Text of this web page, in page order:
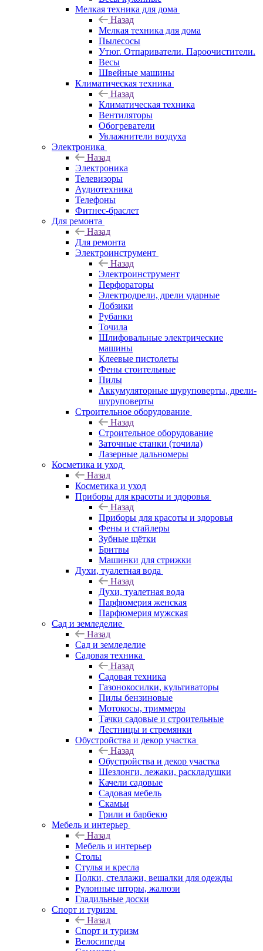
Мелкая техника для дома
Назад
Мелкая техника для дома
Пылесосы
Утюг. Отпариватели. Пароочистители.
Весы
Швейные машины
Климатическая техника
Назад
Климатическая техника
Вентиляторы
Обогреватели
Увлажнители воздуха
Электроника
Назад
Электроника
Телевизоры
Аудиотехника
Телефоны
Фитнес-браслет
Для ремонта
Назад
Для ремонта
Электроинструмент
Назад
Электроинструмент
Перфораторы
Электродрели, дрели ударные
Лобзики
Рубанки
Точила
Шлифовальные электрические
машины
Клеевые пистолеты
Фены стоительные
Пилы
Аккумуляторные шуруповерты, дрели-
шуруповерты
Строительное оборудование
Назад
Строительное оборудование
Заточные станки (точила)
Лазерные дальномеры
Косметика и уход
Назад
Косметика и уход
Приборы для красоты и здоровья
Назад
Приборы для красоты и здоровья
Фены и стайлеры
Зубные щётки
Бритвы
Машинки для стрижки
Духи, туалетная вода
Назад
Духи, туалетная вода
Парфюмерия женская
Парфюмерия мужская
Сад и земледелие
Назад
Сад и земледелие
Садовая техника
Назад
Садовая техника
Газонокосилки, культиваторы
Пилы бензиновые
Мотокосы, триммеры
Тачки садовые и строительные
Лестницы и стремянки
Обустройства и декор участка
Назад
Обустройства и декор участка
Шезлонги, лежаки, раскладушки
Качели садовые
Садовая мебель
Скамьи
Грили и барбекю
Мебель и интерьер
Назад
Мебель и интерьер
Столы
Стулья и кресла
Полки, стеллажи, вешалки для одежды
Рулонные шторы, жалюзи
Гладильные доски
Спорт и туризм
Назад
Спорт и туризм
Велосипеды